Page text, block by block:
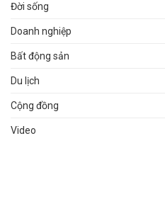
Đời sống
Doanh nghiệp
Bất động sản
Du lịch
Cộng đồng
Video